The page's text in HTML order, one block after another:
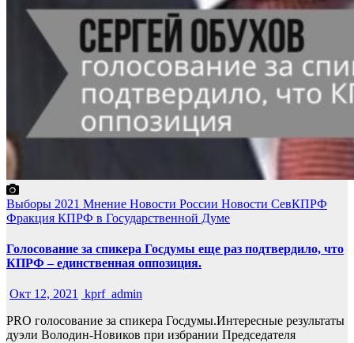
Выборы 2021 Мнение Новости России Новости СевКПРФ
Фракция КПРФ в Государственной Думе
Голосование за спикера Госдумы еще раз подтвердило, что
КПРФ – единственная оппозиция.
Окт 12, 2021
kprf_admin
PRO голосование за спикера Госдумы.Интересные результаты
дуэли Володин-Новиков при избрании Председателя